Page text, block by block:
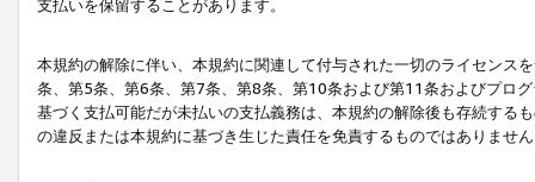
支払いを保留することがあります。
本規約の解除に伴い、本規約に関連して付与された一切のライセンス
条、第5条、第6条、第7条、第8条、第10条および第11条およびプロ
基づく支払可能だが未払いの支払義務は、本規約の解除後も存続する
の違反または本規約に基づき生じた責任を免責するものではありませ